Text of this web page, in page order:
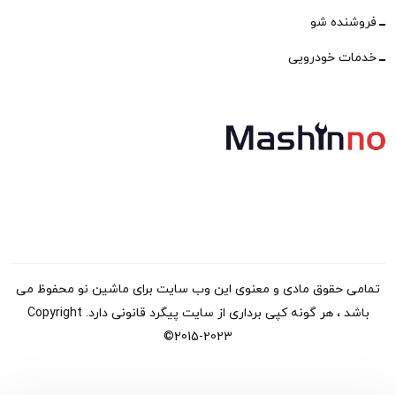
فروشنده شو
خدمات خودرویی
تمامی حقوق مادی و معنوی این وب سایت برای ماشین نو محفوظ می
باشد ، هر گونه کپی برداری از سایت پیگرد قانونی دارد. Copyright
©2015-2023